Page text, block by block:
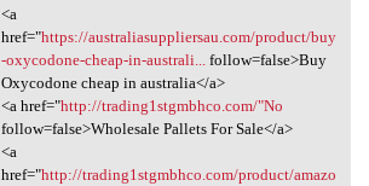
<a
href="https://australiasuppliersau.com/product/buy
-oxycodone-cheap-in-australi...follow=false>Buy
Oxycodone cheap in australia</a>
<a href="http://trading1stgmbhco.com/"No
follow=false>Wholesale Pallets For Sale</a>
<a
href="http://trading1stgmbhco.com/product/amazo